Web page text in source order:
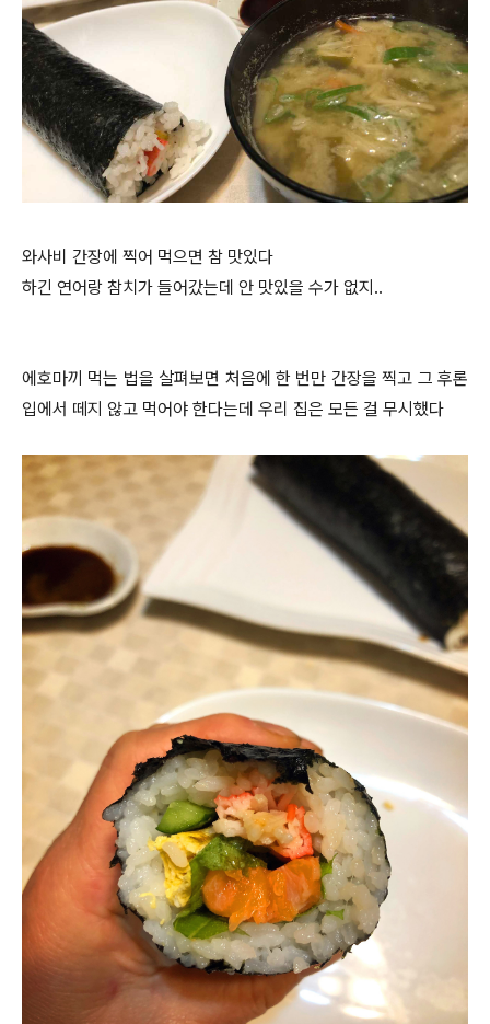
와사비 간장에 찍어 먹으면 참 맛있다
하긴 연어랑 참치가 들어갔는데 안 맛있을 수가 없지..
에호마끼 먹는 법을 살펴보면 처음에 한 번만 간장을 찍고 그 후론
입에서 떼지 않고 먹어야 한다는데 우리 집은 모든 걸 무시했다